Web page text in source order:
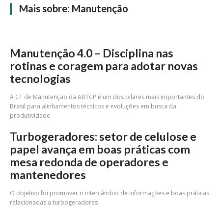
Mais sobre: Manutenção
Manutenção 4.0 – Disciplina nas
rotinas e coragem para adotar novas
tecnologias
A CT de Manutenção da ABTCP é um dos pilares mais importantes do
Brasil para alinhamentos técnicos e evoluções em busca da
produtividade
Turbogeradores: setor de celulose e
papel avança em boas práticas com
mesa redonda de operadores e
mantenedores
O objetivo foi promover o intercâmbio de informações e boas práticas
relacionadas a turbogeradores